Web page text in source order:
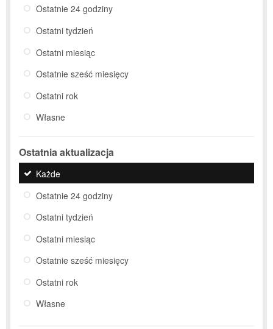
Ostatnie 24 godziny
Ostatni tydzień
Ostatni miesiąc
Ostatnie sześć miesięcy
Ostatni rok
Własne
Ostatnia aktualizacja
Każde
Ostatnie 24 godziny
Ostatni tydzień
Ostatni miesiąc
Ostatnie sześć miesięcy
Ostatni rok
Własne